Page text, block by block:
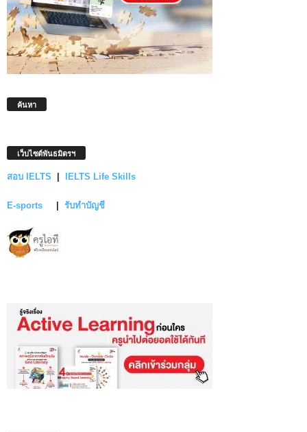
ค้นหา
เว็บไซต์พันธมิตรฯ
สอบ IELTS IELTS Life Skills
E-sports รับทำบัญชี